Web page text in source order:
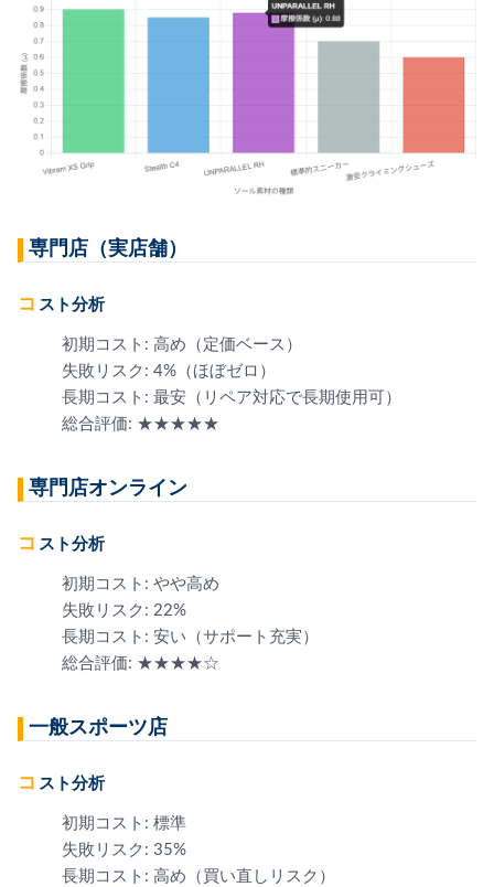
専門店（実店舗）
コスト分析
初期コスト: 高め（定価ベース）
失敗リスク: 4%（ほぼゼロ）
長期コスト: 最安（リペア対応で長期使用可）
総合評価: ★★★★★
専門店オンライン
コスト分析
初期コスト: やや高め
失敗リスク: 22%
長期コスト: 安い（サポート充実）
総合評価: ★★★★☆
一般スポーツ店
コスト分析
初期コスト: 標準
失敗リスク: 35%
長期コスト: 高め（買い直しリスク）